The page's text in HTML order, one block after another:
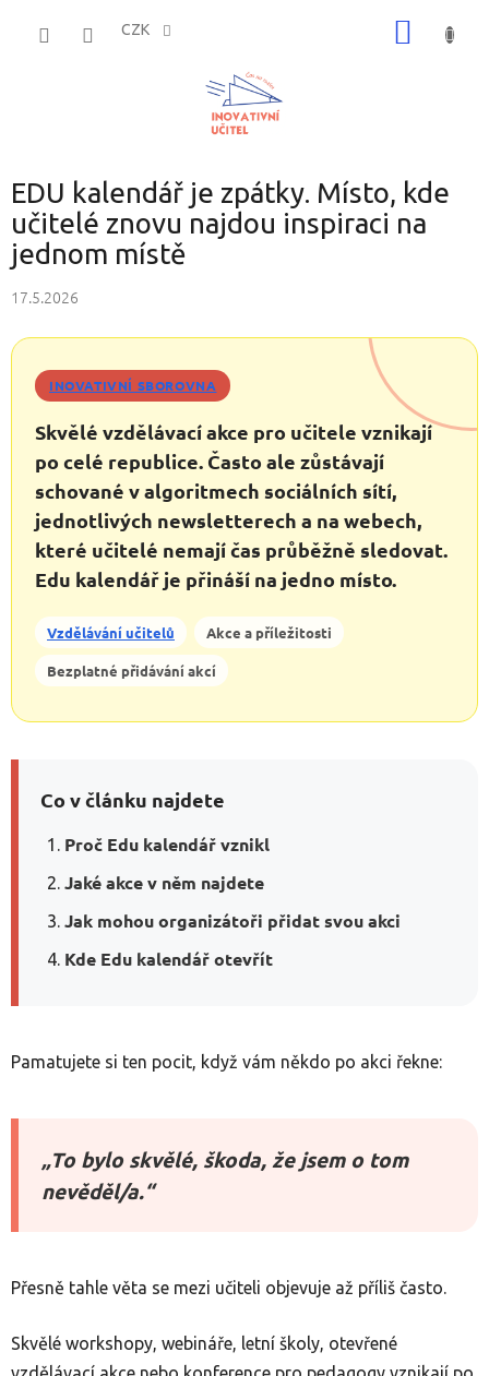
CZK
EDU kalendář je zpátky. Místo, kde
učitelé znovu najdou inspiraci na
jednom místě
17.5.2026
INOVATIVNÍ SBOROVNA
Skvělé vzdělávací akce pro učitele vznikají
po celé republice. Často ale zůstávají
schované v algoritmech sociálních sítí,
jednotlivých newsletterech a na webech,
které učitelé nemají čas průběžně sledovat.
Edu kalendář je přináší na jedno místo.
Vzdělávání učitelů Akce a příležitosti
Bezplatné přidávání akcí
Co v článku najdete
Proč Edu kalendář vznikl
Jaké akce v něm najdete
Jak mohou organizátoři přidat svou akci
Kde Edu kalendář otevřít
Pamatujete si ten pocit, když vám někdo po akci řekne:
„To bylo skvělé, škoda, že jsem o tom
nevěděl/a.“
Přesně tahle věta se mezi učiteli objevuje až příliš často.
Skvělé workshopy, webináře, letní školy, otevřené